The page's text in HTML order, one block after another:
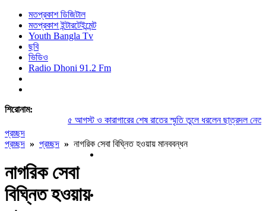
মতপ্রকাশ ডিজিটাল
মতপ্রকাশ ইন্টারটেইন্মেন্ট
Youth Bangla Tv
ছবি
ভিডিও
Radio Dhoni 91.2 Fm
শিরোনাম:
৫ আগস্ট ও কারাগারের শেষ রাতের স্মৃতি তুলে ধরলেন ছাত্রদল নেতা
প্রচ্ছদ
প্রচ্ছদ » প্রচ্ছদ » নাগরিক সেবা বিঘ্নিত হওয়ায় মানববন্ধন
নাগরিক সেবা
বিঘ্নিত হওয়ায়